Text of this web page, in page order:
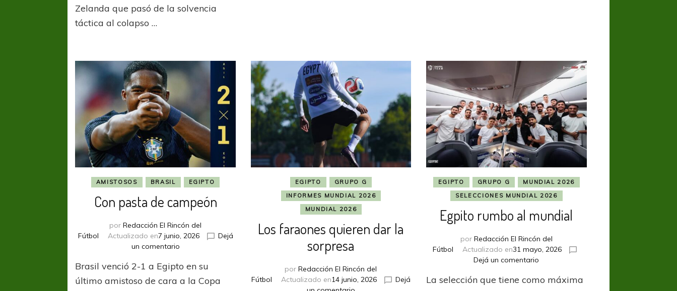
ante
asume
del
grupo
G
Zelanda que pasó de la solvencia
táctica al colapso …
AMISTOSOS BRASIL EGIPTO
Con pasta de campeón
porRedacción El Rincón del
Fútbol
Actualizado en7 junio, 2026
Dejá
un comentarioen
pasta
de
campeón
Brasil venció 2-1 a Egipto en su
último amistoso de cara a la Copa
EGIPTO
GRUPO G
INFORMES MUNDIAL 2026
MUNDIAL 2026
Los faraones quieren dar la
sorpresa
porRedacción El Rincón del
Fútbol
Actualizado en14 junio, 2026
Dejá
EGIPTO GRUPO G
MUNDIAL 2026
SELECCIONES MUNDIAL 2026
Egpito rumbo al mundial
por Redacción El Rincón del
Fútbol
Actualizado en31 mayo, 2026
Dejá un comentario
rumbo
La selección que tiene como máxima